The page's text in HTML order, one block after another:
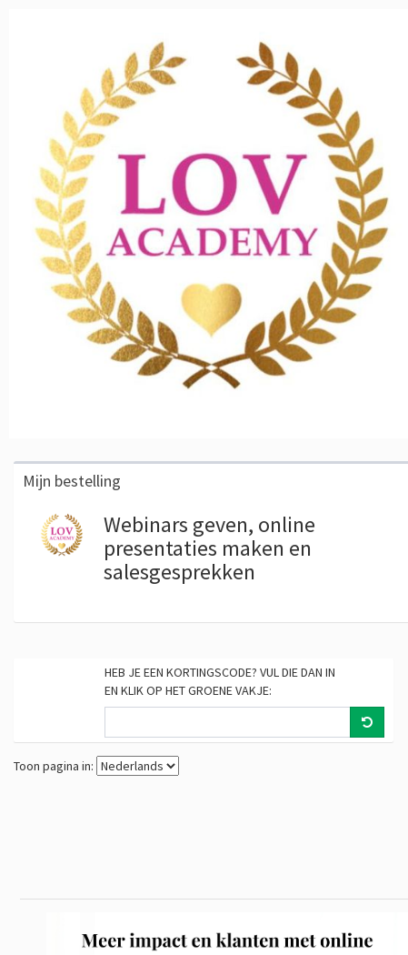
Mijn bestelling
Webinars geven, online
presentaties maken en
salesgesprekken
HEB JE EEN KORTINGSCODE? VUL DIE DAN IN
EN KLIK OP HET GROENE VAKJE:
Toon pagina in: